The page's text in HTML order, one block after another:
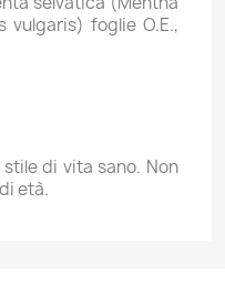
vulgaris) foglie O.E.,
di vita sano. Non
età.